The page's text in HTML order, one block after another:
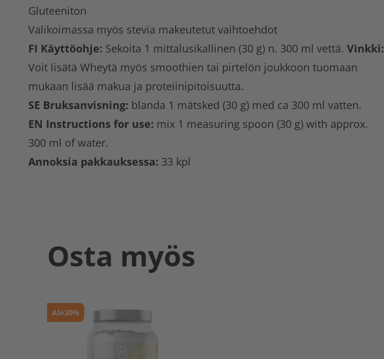
Gluteeniton
Valikoimassa myös stevia makeutetut vaihtoehdot
FI Käyttöohje: Sekoita 1 mittalusikallinen (30 g) n. 300 ml vettä. Vinkki:
Voit lisätä Wheytä myös smoothien tai pirtelön joukkoon tuomaan
mukaan lisää makua ja proteiinipitoisuutta.
SE Bruksanvisning: blanda 1 mätsked (30 g) med ca 300 ml vatten.
EN Instructions for use: mix 1 measuring spoon (30 g) with approx.
300 ml of water.
Annoksia pakkauksessa: 33 kpl
Osta myös
Ale20%